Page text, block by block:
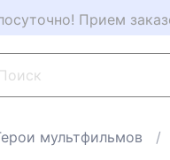
Прием
мультфильмов